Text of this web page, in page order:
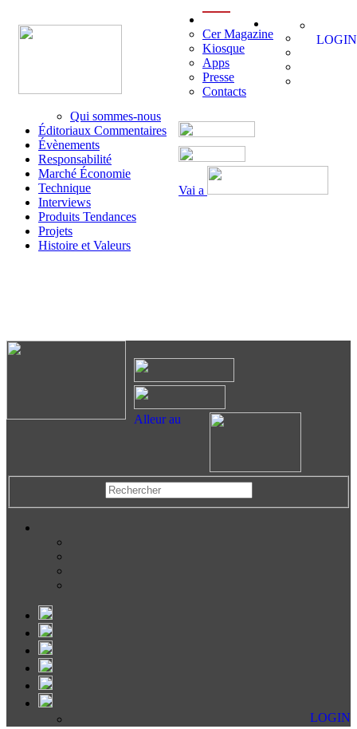
Vai a
Cer Magazine
Kiosque
Apps
Presse
Contacts
Qui sommes-nous
Éditoriaux Commentaires
Évènements
Responsabilité
Marché Économie
Technique
Interviews
Produits Tendances
Projets
Histoire et Valeurs
LOGIN
Alleur au
LOGIN